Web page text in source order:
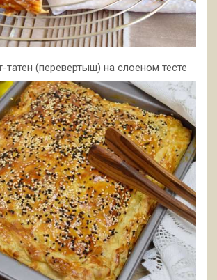
татен (перевертыш) на слоеном тесте